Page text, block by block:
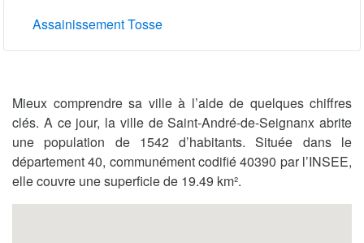
Assainissement Tosse
Mieux comprendre sa ville à l’aide de quelques chiffres
clés. A ce jour, la ville de Saint-André-de-Seignanx abrite
une population de 1542 d’habitants. Située dans le
département 40, communément codifié 40390 par l’INSEE,
elle couvre une superficie de 19.49 km².